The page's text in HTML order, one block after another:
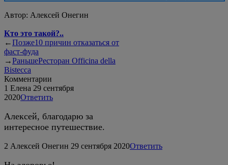
Автор: Алексей Онегин
Кто это такой?..
←Позже10 причин отказаться от
фаст-фуда
→РаньшеРесторан Officina della
Bistecca
Комментарии
1 Елена 29 сентября
2020Ответить
Алексей, благодарю за
интересное путешествие.
2 Алексей Онегин 29 сентября 2020Ответить